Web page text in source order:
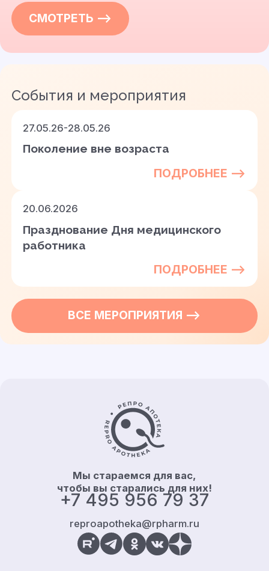
СМОТРЕТЬ —>
События и мероприятия
ВСЕ МЕРОПРИЯТИЯ —>
27.05.26-28.05.26
Поколение вне возраста
ПОДРОБНЕЕ —>
20.06.2026
Празднование Дня медицинского
работника
ПОДРОБНЕЕ —>
Контакты и информация
+7 495 956 79 37
reproapotheka@rpharm.ru
Мы стараемся для вас,
чтобы вы старались для них!